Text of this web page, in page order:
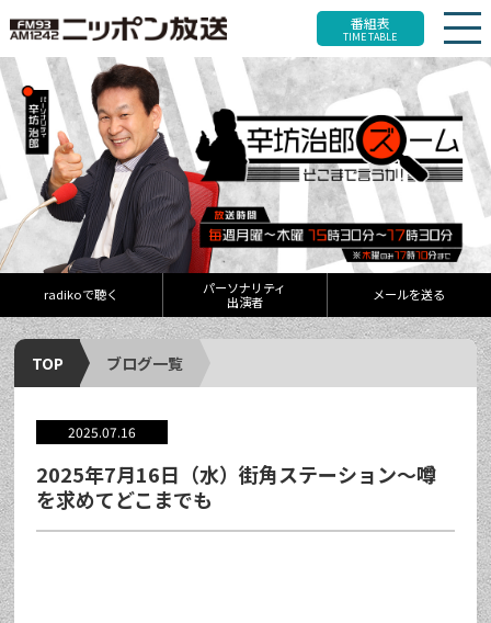
番組表
TIME TABLE
radikoで聴く
パーソナリティ
出演者
メールを送る
TOP ブログ一覧
2025.07.16
2025年7月16日（水）街角ステーション～噂
を求めてどこまでも